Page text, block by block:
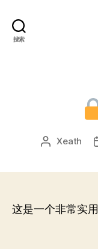
搜索
文 Xeath
这是一个非常实用